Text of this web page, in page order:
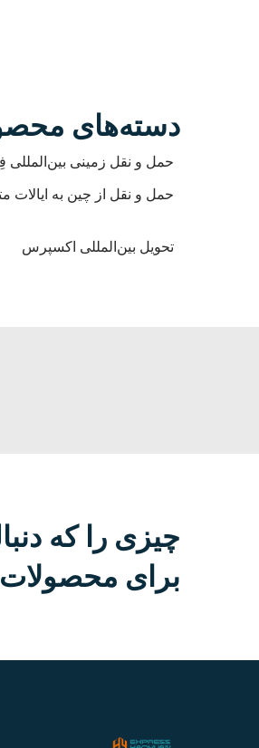
دسته‌های
حمل و نقل زمینی
حمل و نقل از چین به ایالات
تحویل بین‌المللی اکسپرس
چیزی را که
برای